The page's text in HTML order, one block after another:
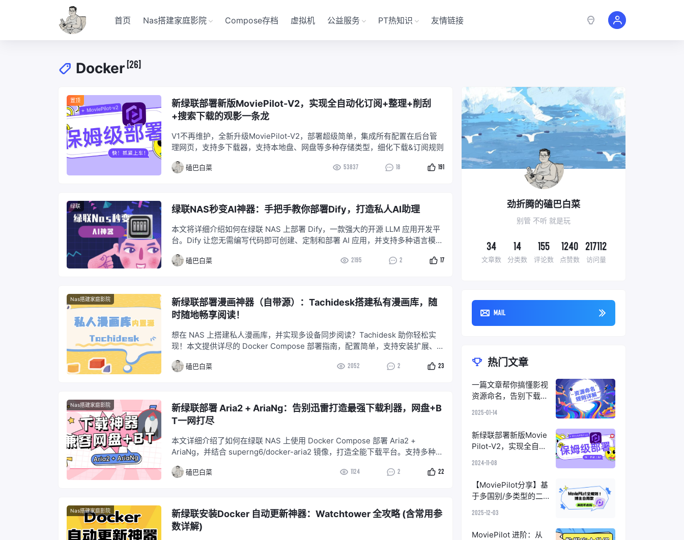
首页 Nas搭建家庭影院 Compose存档 虚拟机 公益服务 PT热知识 友情链接
Docker[26]
置顶
新绿联部署新版MoviePilot-V2，实现全自动化订阅+整理+削刮
+搜索下载的观影一条龙
V1不再维护，全新升级MoviePilot-V2，部署超级简单，集成所有配置在后台管
理网页，支持多下载器，支持本地盘、网盘等多种存储类型，细化下载&订阅规则
磕巴白菜 53837 18 191
绿联 绿联NAS秒变AI神器：手把手教你部署Dify，打造私人AI助理
本文将详细介绍如何在绿联 NAS 上部署 Dify，一款强大的开源 LLM 应用开发平
台。Dify 让您无需编写代码即可创建、定制和部署 AI 应用，并支持多种语言模型
有一个完全属于自己的 AI 应用。
磕巴白菜 2195 2 17
Nas搭建家庭影院
新绿联部署漫画神器（自带源）：Tachidesk搭建私有漫画库，随
时随地畅享阅读！
想在 NAS 上搭建私人漫画库，并实现多设备同步阅读？Tachidesk 助你轻松实
现！本文提供详尽的 Docker Compose 部署指南，配置简单，支持安装扩展、远
磕巴白菜 2052 2 23
Nas搭建家庭影院
新绿联部署 Aria2 + AriaNg：告别迅雷打造最强下载利器，网盘+B
T一网打尽
本文详细介绍了如何在绿联 NAS 上使用 Docker Compose 部署 Aria2 +
AriaNg，并结合 superng6/docker-aria2 镜像，打造全能下载平台。支持多种下
载，尽在掌握。
磕巴白菜 1124 2 22
Nas搭建家庭影院
新绿联安装Docker 自动更新神器：Watchtower 全攻略 (含常用参
数详解)
劲折腾的磕巴白菜
别管 不听 就是玩
34
文章数
14
分类数
155
评论数
1240
点赞数
217112
访问量
Mail
热门文章
一篇文章帮你搞懂影视
资源命名，告别下载
2025-01-14
新绿联部署新版Movie
Pilot-V2，实现全自动
索下载的观影一条龙
2024-11-08
【MoviePilot分享】基
于多国别/多类型的二
洗版配置
2025-12-03
MoviePilot 进阶：从